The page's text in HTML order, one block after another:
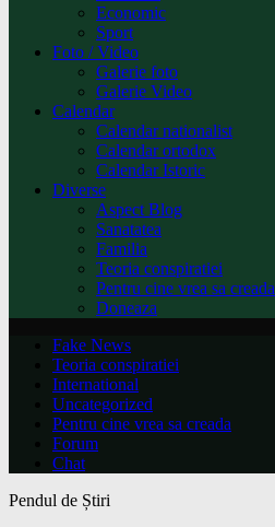
Economic
Sport
Foto / Video
Galerie foto
Galerie Video
Calendar
Calendar nationalist
Calendar ortodox
Calendar Istoric
Diverse
Aspect Blog
Sanatatea
Familia
Teoria conspiratiei
Pentru cine vrea sa creada
Doneaza
Fake News
Teoria conspiratiei
International
Uncategorized
Pentru cine vrea sa creada
Forum
Chat
Pendul de Știri